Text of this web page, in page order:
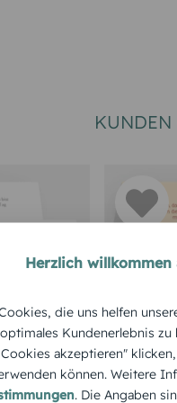
KUNDEN
Herzlich
die uns helfen
Kundenerlebnis
akzeptieren"
können. Weitere
. Die Angaben